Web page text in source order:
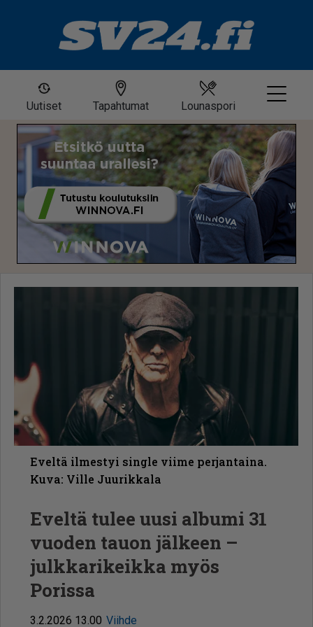
Uutiset Tapahtumat Lounaspori
Eveltä ilmestyi single viime perjantaina.
Kuva: Ville Juurikkala
Eveltä tulee uusi albumi 31
vuoden tauon jälkeen –
julkkarikeikka myös
Porissa
3.2.2026 13.00 Viihde